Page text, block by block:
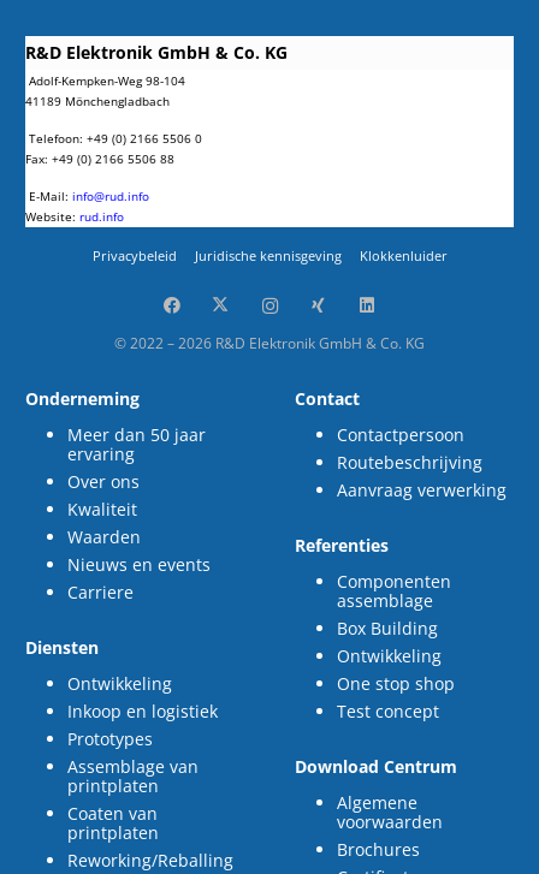
R&D Elektronik GmbH & Co. KG
Adolf-Kempken-Weg 98-104
41189 Mönchengladbach
Telefoon: +49 (0) 2166 5506 0
Fax: +49 (0) 2166 5506 88
E-Mail: info@rud.info
Website: rud.info
Privacybeleid Juridische kennisgeving Klokkenluider
© 2022 – 2026 R&D Elektronik GmbH & Co. KG
Onderneming
Meer dan 50 jaar
ervaring
Over ons
Kwaliteit
Waarden
Nieuws en events
Carriere
Diensten
Ontwikkeling
Inkoop en logistiek
Prototypes
Assemblage van
printplaten
Coaten van
printplaten
Reworking/Reballing
Contact
Contactpersoon
Routebeschrijving
Aanvraag verwerking
Referenties
Componenten
assemblage
Box Building
Ontwikkeling
One stop shop
Test concept
Download Centrum
Algemene
voorwaarden
Brochures